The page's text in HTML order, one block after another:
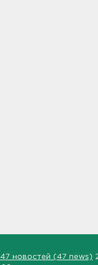
47 новостей (47 news)